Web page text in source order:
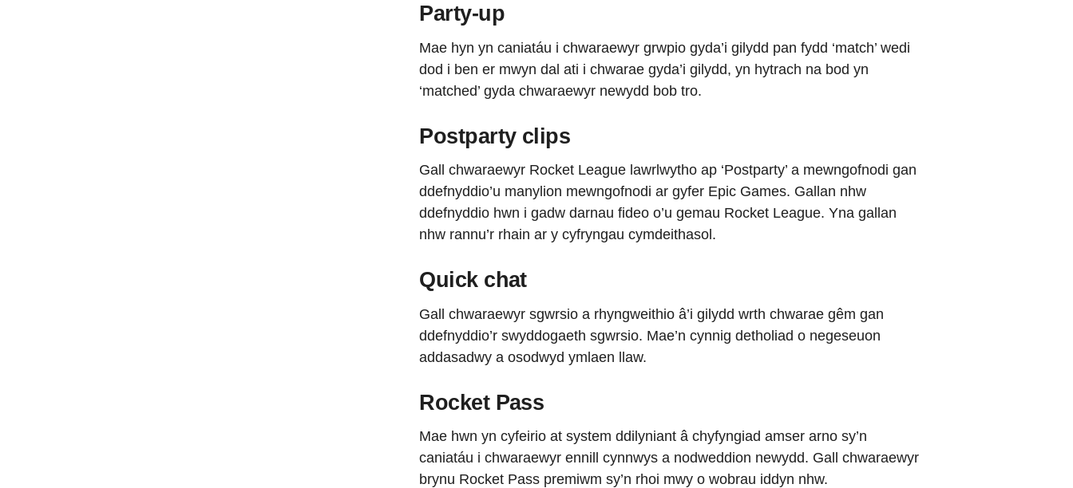
Party-up
Mae hyn yn caniatáu i chwaraewyr grwpio gyda’i gilydd pan fydd ‘match’ wedi
dod i ben er mwyn dal ati i chwarae gyda’i gilydd, yn hytrach na bod yn
‘matched’ gyda chwaraewyr newydd bob tro.
Postparty clips
Gall chwaraewyr Rocket League lawrlwytho ap ‘Postparty’ a mewngofnodi gan
ddefnyddio’u manylion mewngofnodi ar gyfer Epic Games. Gallan nhw
ddefnyddio hwn i gadw darnau fideo o’u gemau Rocket League. Yna gallan
nhw rannu’r rhain ar y cyfryngau cymdeithasol.
Quick chat
Gall chwaraewyr sgwrsio a rhyngweithio â’i gilydd wrth chwarae gêm gan
ddefnyddio’r swyddogaeth sgwrsio. Mae’n cynnig detholiad o negeseuon
addasadwy a osodwyd ymlaen llaw.
Rocket Pass
Mae hwn yn cyfeirio at system ddilyniant â chyfyngiad amser arno sy’n
caniatáu i chwaraewyr ennill cynnwys a nodweddion newydd. Gall chwaraewyr
brynu Rocket Pass premiwm sy’n rhoi mwy o wobrau iddyn nhw.